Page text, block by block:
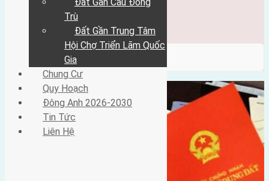
Đông Anh 2026-2030
Liên Hệ
/ Category / đông trù đông hội
Trù
Đất Gần Trung Tâm
Hội Chợ Triển Lãm Quốc
Gia
Chung Cư
Quy Hoạch
Đông Anh 2026-2030
Tin Tức
Liên Hệ